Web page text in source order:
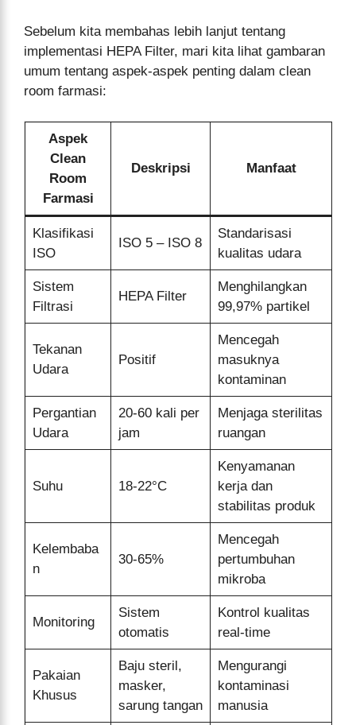
Sebelum kita membahas lebih lanjut tentang
implementasi HEPA Filter, mari kita lihat gambaran
umum tentang aspek-aspek penting dalam clean
room farmasi:
Aspek
Clean
Room
Farmasi
Deskripsi Manfaat
Klasifikasi
ISO
ISO 5 – ISO 8
Standarisasi
kualitas udara
Sistem
Filtrasi
HEPA Filter
Menghilangkan
99,97% partikel
Tekanan
Udara
Positif
Mencegah
masuknya
kontaminan
Pergantian
Udara
20-60 kali per
jam
Menjaga sterilitas
ruangan
Suhu 18-22°C
Kenyamanan
kerja dan
stabilitas produk
Kelembaba
n
30-65%
Mencegah
pertumbuhan
mikroba
Monitoring
Sistem
otomatis
Kontrol kualitas
real-time
Pakaian
Khusus
Baju steril,
masker,
sarung tangan
Mengurangi
kontaminasi
manusia